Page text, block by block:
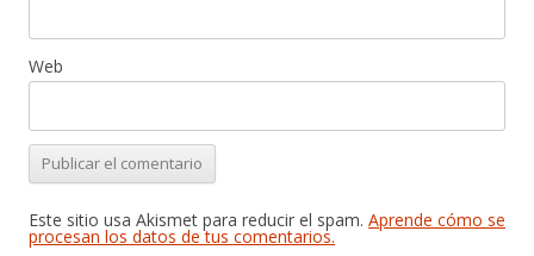
Web
Este sitio usa Akismet para reducir el spam. Aprende cómo se
procesan los datos de tus comentarios.